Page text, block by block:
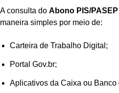
A consulta do Abono PIS/PASEP
maneira simples por meio de:
Carteira de Trabalho Digital;
Portal Gov.br;
Aplicativos da Caixa ou Banco